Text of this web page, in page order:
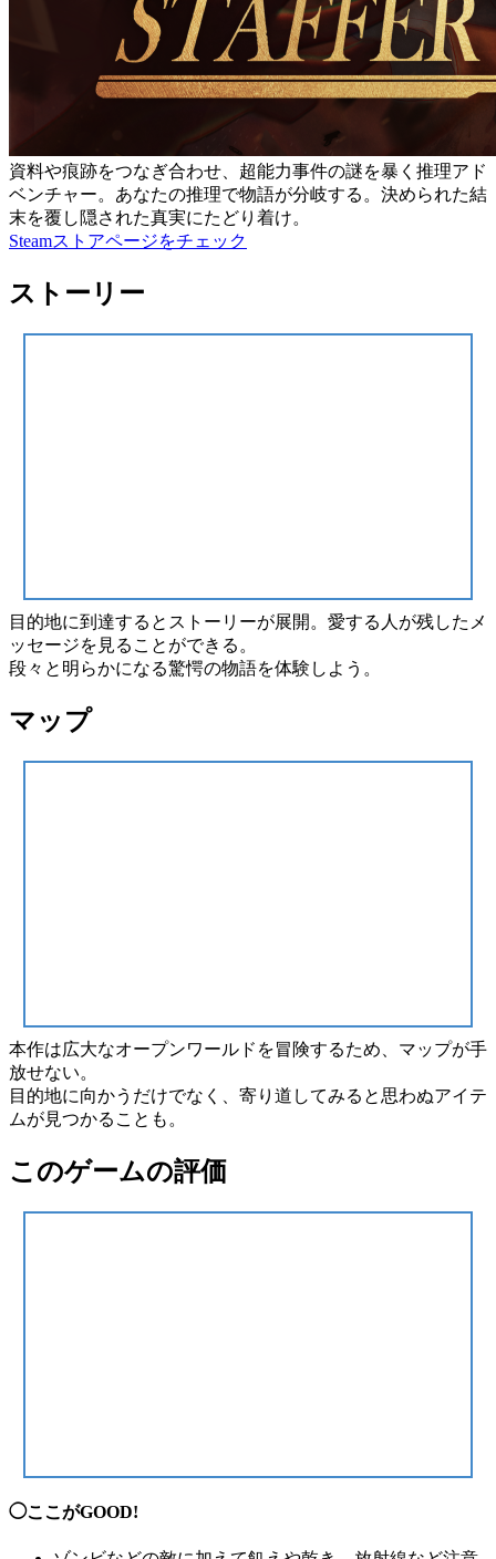
資料や痕跡をつなぎ合わせ、超能力事件の謎を暴く推理アド
ベンチャー。あなたの推理で物語が分岐する。決められた結
末を覆し隠された真実にたどり着け。
Steamストアページをチェック
ストーリー
目的地に到達すると ストーリーが展開。 愛する人が残したメ
ッセージを見ることができる。
段々と明らかになる驚愕の物語を体験しよう。
マップ
本作は広大なオープンワールド を冒険するため、 マップが手
放せない。
目的地に向かうだけでなく、 寄り道 してみると思わぬアイテ
ムが見つかることも。
このゲームの評価
◯ここがGOOD!